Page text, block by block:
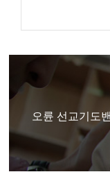
오륜 선교기도